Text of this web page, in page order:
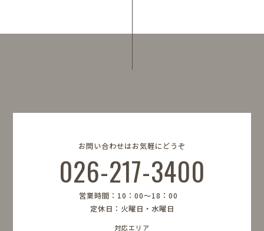
お問い合わせはお気軽にどうぞ
026-217-3400
営業時間：10：00〜18：00
定休日：火曜日・水曜日
対応エリア